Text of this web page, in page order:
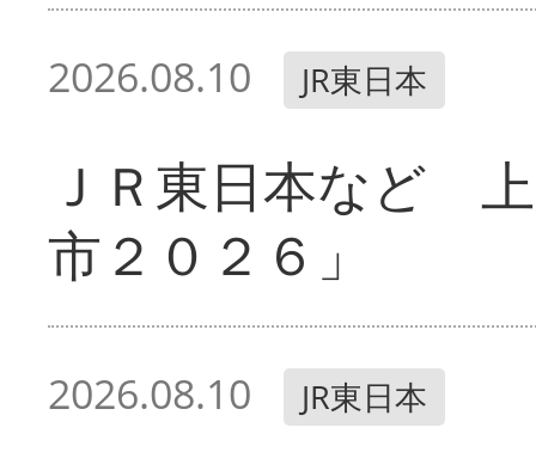
2026.08.10 JR東日本
ＪＲ東日本など
市２０２６」
2026.08.10 JR東日本